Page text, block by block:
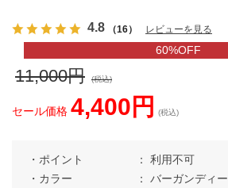
4.8 （16） レビューを見る
60%OFF
11,000円 (税込)
セール価格 4,400円 (税込)
ポイント
利用不可
カラー
バーガンディー